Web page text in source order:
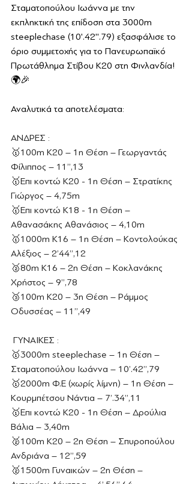
Σταματοπούλου Ιωάννα με την
εκπληκτική της επίδοση στα 3000m
steeplechase (10'.42''.79) εξασφάλισε το
όριο συμμετοχής για το Πανευρωπαϊκό
Πρωτάθλημα Στίβου Κ20 στη Φινλανδία!
🌍🎉
Αναλυτικά τα αποτελέσματα:
ΑΝΔΡΕΣ :
🥇100m Κ20 – 1η Θέση – Γεωργαντάς
Φίλιππος – 11’’,13
🥇Επι κοντώ K20 - 1η Θέση – Στρατίκης
Γιώργος – 4,75m
🥇Επι κοντώ K18 - 1η Θέση –
Αθανασάκης Αθανάσιος – 4,10m
🥇1000m Κ16 – 1η Θέση – Κοντολούκας
Αλέξιος – 2’44’’,12
🥈80m Κ16 – 2η Θέση – Κοκλανάκης
Χρήστος – 9’’,78
🥉100m Κ20 – 3η Θέση – Ράμμος
Οδυσσέας – 11’’,49
ΓΥΝΑΙΚΕΣ :
🥇3000m steeplechase – 1η Θέση –
Σταματοπούλου Ιωάννα – 10’.42’’,79
🥇2000m Φ.Ε (χωρίς λίμνη) – 1η Θέση –
Κουρμπέτσου Νάντια – 7’.34’’,11
🥇Επι κοντώ Κ20 - 1η Θέση – Δρούλια
Βάλια – 3,40m
🥈100m Κ20 – 2η Θέση – Σπυροπούλου
Ανδριάνα – 12’’,59
🥈1500m Γυναικών – 2η Θέση –